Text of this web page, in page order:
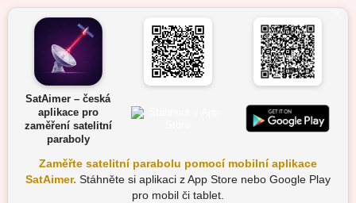
SatAimer – česká
aplikace pro
zaměření satelitní
paraboly
Zaměřte satelitní parabolu pomocí mobilní aplikace
SatAimer. Stáhněte si aplikaci z App Store nebo Google Play
pro mobil či tablet.